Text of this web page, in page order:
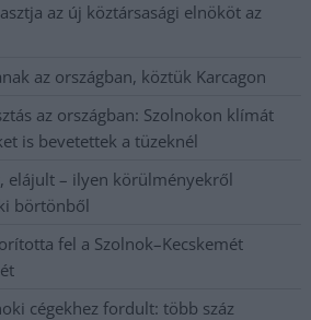
az új köztársasági elnököt az
az országban, köztük Karcagon
az országban: Szolnokon klímát
is bevetettek a tüzeknél
elájult – ilyen körülményekről
börtönből
fel a Szolnok–Kecskemét
cégekhez fordult: több száz